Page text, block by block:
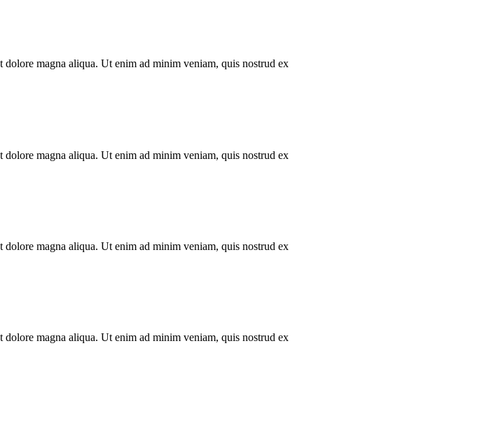
magna aliqua. Ut enim ad minim veniam, quis nostrud ex
magna aliqua. Ut enim ad minim veniam, quis nostrud ex
magna aliqua. Ut enim ad minim veniam, quis nostrud ex
magna aliqua. Ut enim ad minim veniam, quis nostrud ex